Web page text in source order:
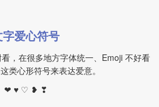
字爱心符号
，在很多地方字体统一、Emoji 不好看
类心形符号来表达爱意。
❤ ♥ ♡ ❥ ❣